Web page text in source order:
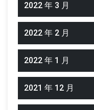
2022 年 3 月
2022 年 2 月
2022 年 1 月
2021 年 12 月